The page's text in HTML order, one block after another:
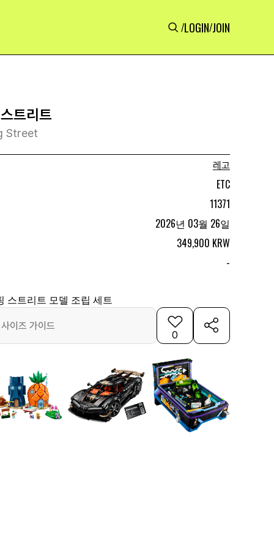
/LOGIN/JOIN
트리트
Street
레고
ETC
11371
2026년 03월 26일
349,900 KRW
-
스트리트 모델 조립 세트
사이즈 가이드
0